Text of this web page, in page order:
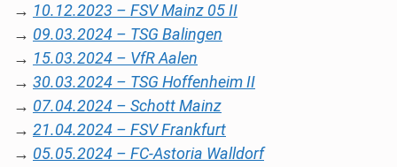
→ 10.12.2023 – FSV Mainz 05 II
→ 09.03.2024 – TSG Balingen
→ 15.03.2024 – VfR Aalen
→ 30.03.2024 – TSG Hoffenheim II
→ 07.04.2024 – Schott Mainz
→ 21.04.2024 – FSV Frankfurt
→ 05.05.2024 – FC-Astoria Walldorf